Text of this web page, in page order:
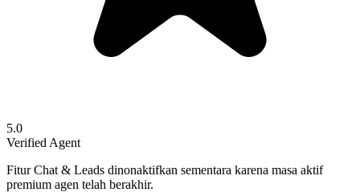
5.0
Verified Agent
Fitur Chat & Leads dinonaktifkan sementara karena masa aktif
premium agen telah berakhir.